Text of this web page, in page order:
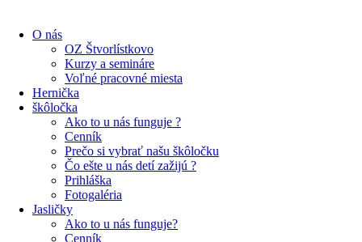
O nás
OZ Štvorlístkovo
Kurzy a semináre
Voľné pracovné miesta
Hernička
škôločka
Ako to u nás funguje ?
Cenník
Prečo si vybrať našu škôločku
Čo ešte u nás detí zažijú ?
Prihláška
Fotogaléria
Jasličky
Ako to u nás funguje?
Cenník